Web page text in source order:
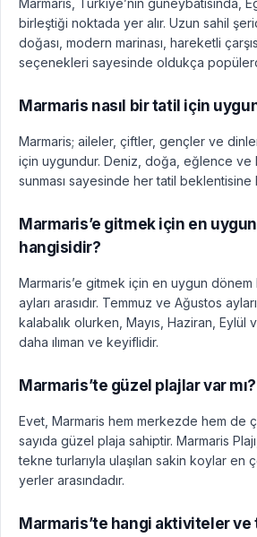
Marmaris, Türkiye’nin güneybatısında,
birleştiği noktada yer alır. Uzun sahil
doğası, modern marinası, hareketli
seçenekleri sayesinde oldukça
Marmaris nasıl bir tatil için
Marmaris; aileler, çiftler, gençler ve
için uygundur. Deniz, doğa, eğlence ve
sunması sayesinde her tatil beklentisine
Marmaris’e gitmek için en
hangisidir?
Marmaris’e gitmek için en uygun dönem
ayları arasıdır. Temmuz ve Ağustos
kalabalık olurken, Mayıs, Haziran, Eylül
daha ılıman ve keyiflidir.
Marmaris’te güzel plajlar var mı?
Evet, Marmaris hem merkezde hem de
sayıda güzel plaja sahiptir. Marmaris
tekne turlarıyla ulaşılan sakin koylar en
yerler arasındadır.
Marmaris’te hangi aktiviteler ve